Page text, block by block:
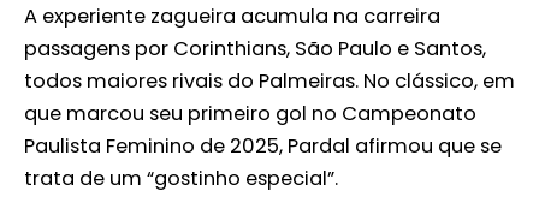
A experiente zagueira acumula na carreira
passagens por Corinthians, São Paulo e Santos,
todos maiores rivais do Palmeiras. No clássico, em
que marcou seu primeiro gol no Campeonato
Paulista Feminino de 2025, Pardal afirmou que se
trata de um “gostinho especial”.